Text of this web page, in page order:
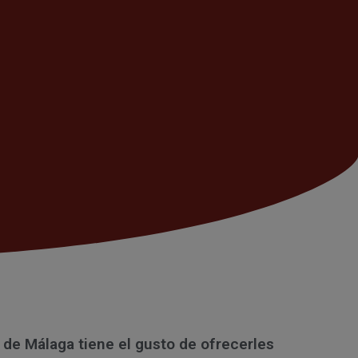
de Málaga tiene el gusto de ofrecerles